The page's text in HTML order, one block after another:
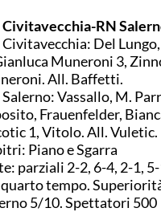
Civitavecchia-RN
Civitavecchia: Del
Muneroni 3,
All. Baffetti.
Vassallo, M.
Frauenfelder,
1, Vitolo. All. Vuletic.
Piano e Sgarra
parziali 2-2, 6-4, 2-1,
tempo.
5/10. Spettatori 500